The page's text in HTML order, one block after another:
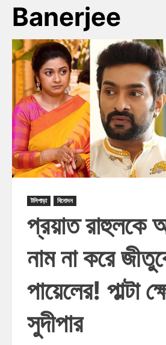
Banerjee
টলিপাড়া বিনোদন
প্রয়াত রাহুলকে
নাম না করে
পায়েলের! পাল্টা
সুদীপার